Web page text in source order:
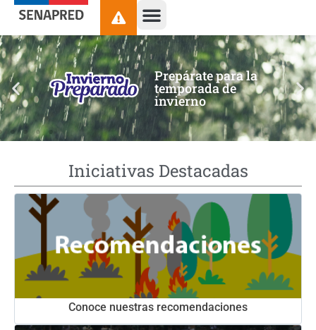
contenido
Prepárate para la
temporada de
invierno
Iniciativas Destacadas
Conoce nuestras recomendaciones